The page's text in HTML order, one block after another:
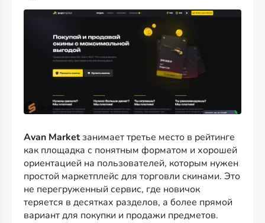
Avan Marketзанимает третье место в рейтинге
как площадка с понятным форматом и хорошей
ориентацией на пользователей, которым нужен
простой маркетплейс для торговли скинами. Это
не перегруженный сервис, где новичок
теряется в десятках разделов, а более прямой
вариант для покупки и продажи предметов.